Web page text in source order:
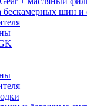
бескамерных шин и